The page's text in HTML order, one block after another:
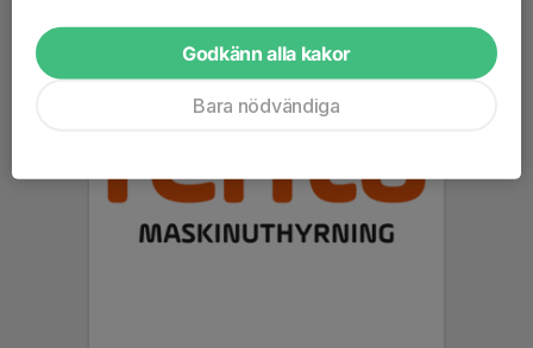
Godkänn alla kakor
Bara nödvändiga